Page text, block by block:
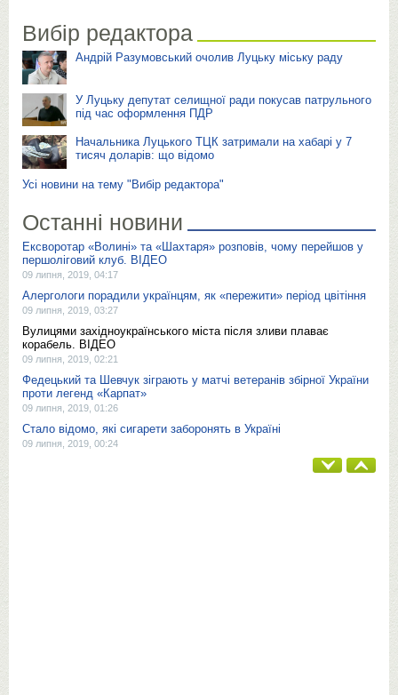
Вибір редактора
Андрій Разумовський очолив Луцьку міську раду
У Луцьку депутат селищної ради покусав патрульного
під час оформлення ПДР
Начальника Луцького ТЦК затримали на хабарі у 7
тисяч доларів: що відомо
Усі новини на тему "Вибір редактора"
Останні новини
Ексворотар «Волині» та «Шахтаря» розповів, чому перейшов у
першоліговий клуб. ВІДЕО
09 липня, 2019, 04:17
Алергологи порадили українцям, як «пережити» період цвітіння
09 липня, 2019, 03:27
Вулицями західноукраїнського міста після зливи плаває
корабель. ВІДЕО
09 липня, 2019, 02:21
Федецький та Шевчук зіграють у матчі ветеранів збірної України
проти легенд «Карпат»
09 липня, 2019, 01:26
Стало відомо, які сигарети заборонять в Україні
09 липня, 2019, 00:24